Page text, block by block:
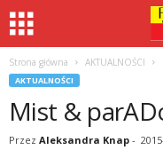
Strona główna AKTUALNOŚCI
AKTUALNOŚCI
Mist &
Przez Aleksandra Knap -